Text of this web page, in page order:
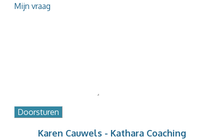
Mijn vraag
Doorsturen
Karen Cauwels - Kathara Coaching